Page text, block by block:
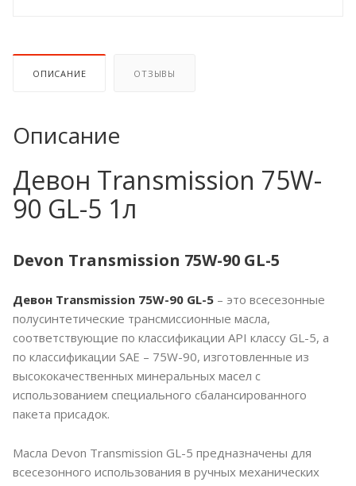
ОПИСАНИЕ ОТЗЫВЫ
Описание
Девон Transmission 75W-
90 GL-5 1л
Devon Transmission 75W-90 GL-5
Девон Transmission 75W-90 GL-5 – это всесезонные
полусинтетические трансмиссионные масла,
соответствующие по классификации API классу GL-5, а
по классификации SAE – 75W-90, изготовленные из
высококачественных минеральных масел с
использованием специального сбалансированного
пакета присадок.
Масла Devon Transmission GL-5 предназначены для
всесезонного использования в ручных механических